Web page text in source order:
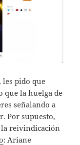
les pido que
que la huelga de
señalando a
Por supuesto,
la reivindicación
: Ariane